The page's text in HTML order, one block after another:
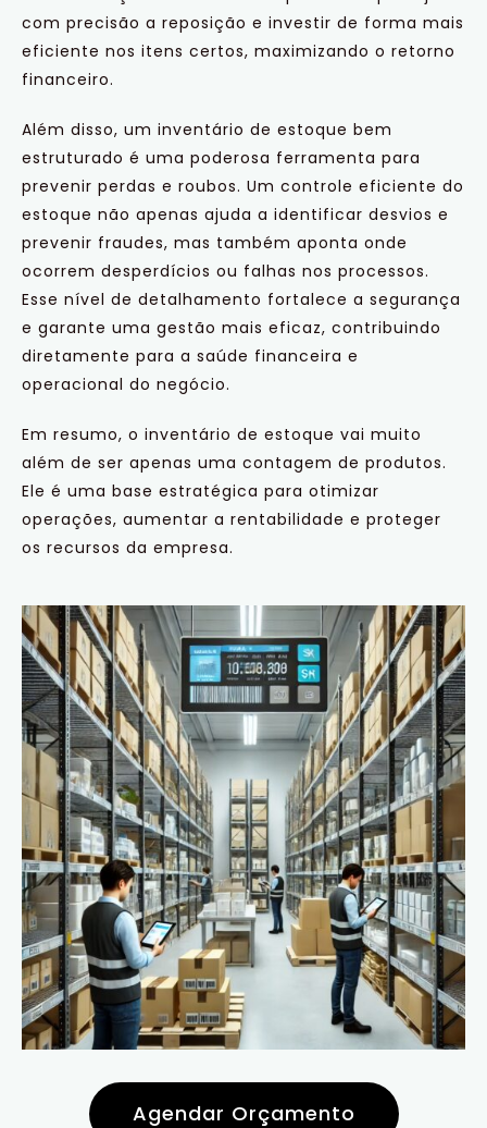
com precisão a reposição e investir de forma mais
eficiente nos itens certos, maximizando o retorno
financeiro.
Além disso, um inventário de estoque bem
estruturado é uma poderosa ferramenta para
prevenir perdas e roubos. Um controle eficiente do
estoque não apenas ajuda a identificar desvios e
prevenir fraudes, mas também aponta onde
ocorrem desperdícios ou falhas nos processos.
Esse nível de detalhamento fortalece a segurança
e garante uma gestão mais eficaz, contribuindo
diretamente para a saúde financeira e
operacional do negócio.
Em resumo, o inventário de estoque vai muito
além de ser apenas uma contagem de produtos.
Ele é uma base estratégica para otimizar
operações, aumentar a rentabilidade e proteger
os recursos da empresa.
Agendar Orçamento